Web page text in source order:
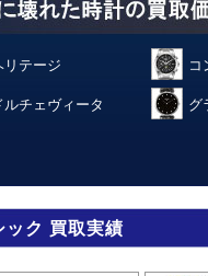
リテージ コ
ルチェヴィータ グ
ック 買取実績